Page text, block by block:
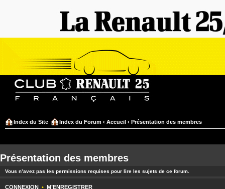
Index du Site Index du Forum ‹ Accueil ‹ Présentation des membres
Présentation des membres
Vous n’avez pas les permissions requises pour lire les sujets de ce forum.
CONNEXION • M’ENREGISTRER